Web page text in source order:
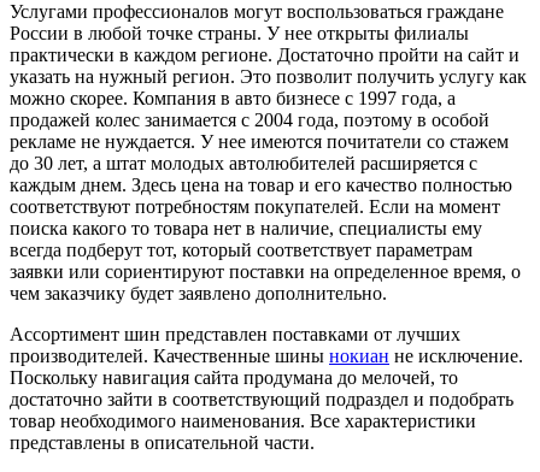
Услугами профессионалов могут воспользоваться граждане
России в любой точке страны. У нее открыты филиалы
практически в каждом регионе. Достаточно пройти на сайт и
указать на нужный регион. Это позволит получить услугу как
можно скорее. Компания в авто бизнесе с 1997 года, а
продажей колес занимается с 2004 года, поэтому в особой
рекламе не нуждается. У нее имеются почитатели со стажем
до 30 лет, а штат молодых автолюбителей расширяется с
каждым днем. Здесь цена на товар и его качество полностью
соответствуют потребностям покупателей. Если на момент
поиска какого то товара нет в наличие, специалисты ему
всегда подберут тот, который соответствует параметрам
заявки или сориентируют поставки на определенное время, о
чем заказчику будет заявлено дополнительно.
Ассортимент шин представлен поставками от лучших
производителей. Качественные шины нокиан не исключение.
Поскольку навигация сайта продумана до мелочей, то
достаточно зайти в соответствующий подраздел и подобрать
товар необходимого наименования. Все характеристики
представлены в описательной части.